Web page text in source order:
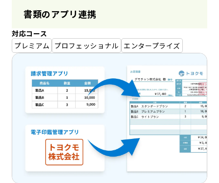
書類のアプリ連携
対応コース
プレミアム プロフェッショナル エンタープライズ